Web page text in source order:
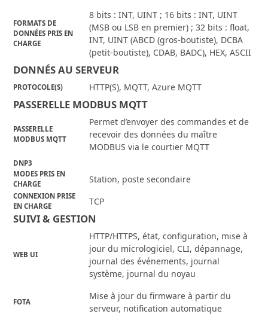
FORMATS DE
DONNÉES PRIS EN
CHARGE
8 bits : INT, UINT ; 16 bits : INT, UINT
(MSB ou LSB en premier) ; 32 bits : float,
INT, UINT (ABCD (gros-boutiste), DCBA
(petit-boutiste), CDAB, BADC), HEX, ASCII
DONNÉS AU SERVEUR
PROTOCOLE(S) HTTP(S), MQTT, Azure MQTT
PASSERELLE MODBUS MQTT
PASSERELLE
MODBUS MQTT
Permet d’envoyer des commandes et de
recevoir des données du maître
MODBUS via le courtier MQTT
DNP3
MODES PRIS EN
CHARGE
Station, poste secondaire
CONNEXION PRISE
EN CHARGE
TCP
SUIVI & GESTION
WEB UI
HTTP/HTTPS, état, configuration, mise à
jour du micrologiciel, CLI, dépannage,
journal des événements, journal
système, journal du noyau
FOTA
Mise à jour du firmware à partir du
serveur, notification automatique